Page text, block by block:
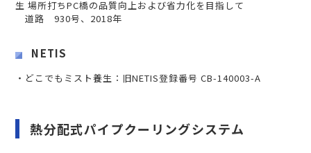
生 場所打ちPC橋の品質向上および省力化を目指して
道路 930号、2018年
NETIS
・どこでもミスト養生：旧NETIS登録番号 CB-140003-A
熱分配式パイプクーリングシステム